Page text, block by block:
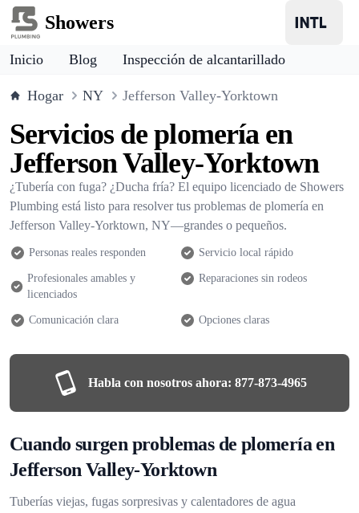
Showers
Inicio Blog Inspección de alcantarillado
Hogar NY Jefferson Valley-Yorktown
Servicios de plomería en
Jefferson Valley-Yorktown
¿Tubería con fuga? ¿Ducha fría? El equipo licenciado de Showers
Plumbing está listo para resolver tus problemas de plomería en
Jefferson Valley-Yorktown, NY—grandes o pequeños.
Personas reales responden Servicio local rápido
Profesionales amables y
licenciados
Reparaciones sin rodeos
Comunicación clara Opciones claras
Habla con nosotros ahora: 877-873-4965
Cuando surgen problemas de plomería en
Jefferson Valley-Yorktown
Tuberías viejas, fugas sorpresivas y calentadores de agua